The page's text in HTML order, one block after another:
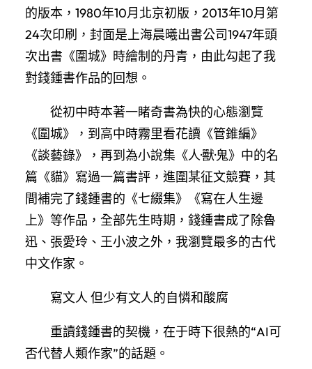
的版本，1980年10月北京初版，2013年10月第
24次印刷，封面是上海晨曦出書公司1947年頭
次出書《圍城》時繪制的丹青，由此勾起了我
對錢鍾書作品的回想。
從初中時本著一睹奇書為快的心態瀏覽
《圍城》，到高中時霧里看花讀《管錐編》
《談藝錄》，再到為小說集《人·獸·鬼》中的名
篇《貓》寫過一篇書評，進圍某征文競賽，其
間補完了錢鍾書的《七綴集》《寫在人生邊
上》等作品，全部先生時期，錢鍾書成了除魯
迅、張愛玲、王小波之外，我瀏覽最多的古代
中文作家。
寫文人 但少有文人的自憐和酸腐
重讀錢鍾書的契機，在于時下很熱的“AI可
否代替人類作家”的話題。